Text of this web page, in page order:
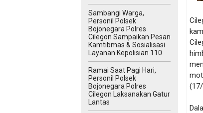
Sambangi Warga,
Personil Polsek
Bojonegara Polres
Cilegon Sampaikan Pesan
Kamtibmas & Sosialisasi
Layanan Kepolisian 110
Ramai Saat Pagi Hari,
Personil Polsek
Bojonegara Polres
Cilegon Laksanakan Gatur
Lantas